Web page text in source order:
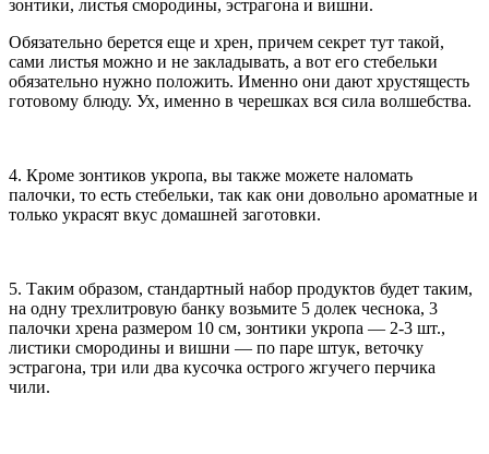
зонтики, листья смородины, эстрагона и вишни.
Обязательно берется еще и хрен, причем секрет тут такой,
сами листья можно и не закладывать, а вот его стебельки
обязательно нужно положить. Именно они дают хрустящесть
готовому блюду. Ух, именно в черешках вся сила волшебства.
4. Кроме зонтиков укропа, вы также можете наломать
палочки, то есть стебельки, так как они довольно ароматные и
только украсят вкус домашней заготовки.
5. Таким образом, стандартный набор продуктов будет таким,
на одну трехлитровую банку возьмите 5 долек чеснока, 3
палочки хрена размером 10 см, зонтики укропа — 2-3 шт.,
листики смородины и вишни — по паре штук, веточку
эстрагона, три или два кусочка острого жгучего перчика
чили.